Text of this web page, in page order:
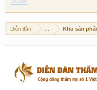
Diễn đàn Khu sản